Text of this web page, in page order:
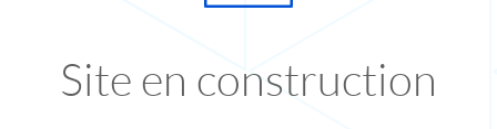
Site en construction